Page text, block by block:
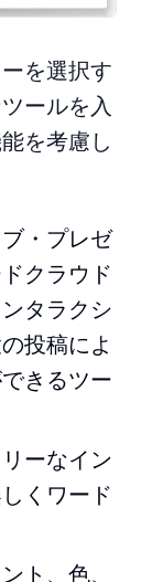
を選択す
ールを入
を考慮し
・プレゼ
クラウド
タラクシ
投稿によ
きるツー
ーなイン
くワード
ト、色、